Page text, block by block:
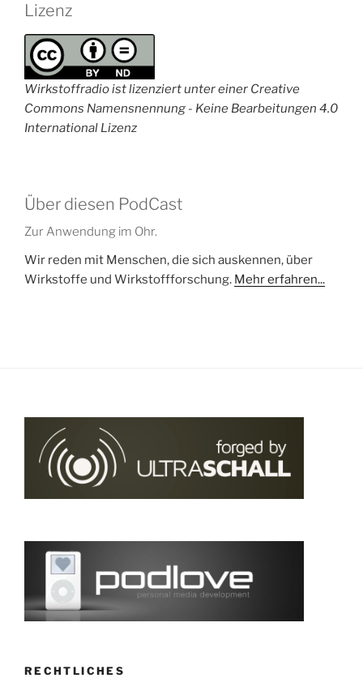
Lizenz
Wirkstoffradio ist lizenziert unter einer Creative
Commons Namensnennung - Keine Bearbeitungen 4.0
International Lizenz
Über diesen PodCast
Zur Anwendung im Ohr.
Wir reden mit Menschen, die sich auskennen, über
Wirkstoffe und Wirkstoffforschung. Mehr erfahren...
RECHTLICHES